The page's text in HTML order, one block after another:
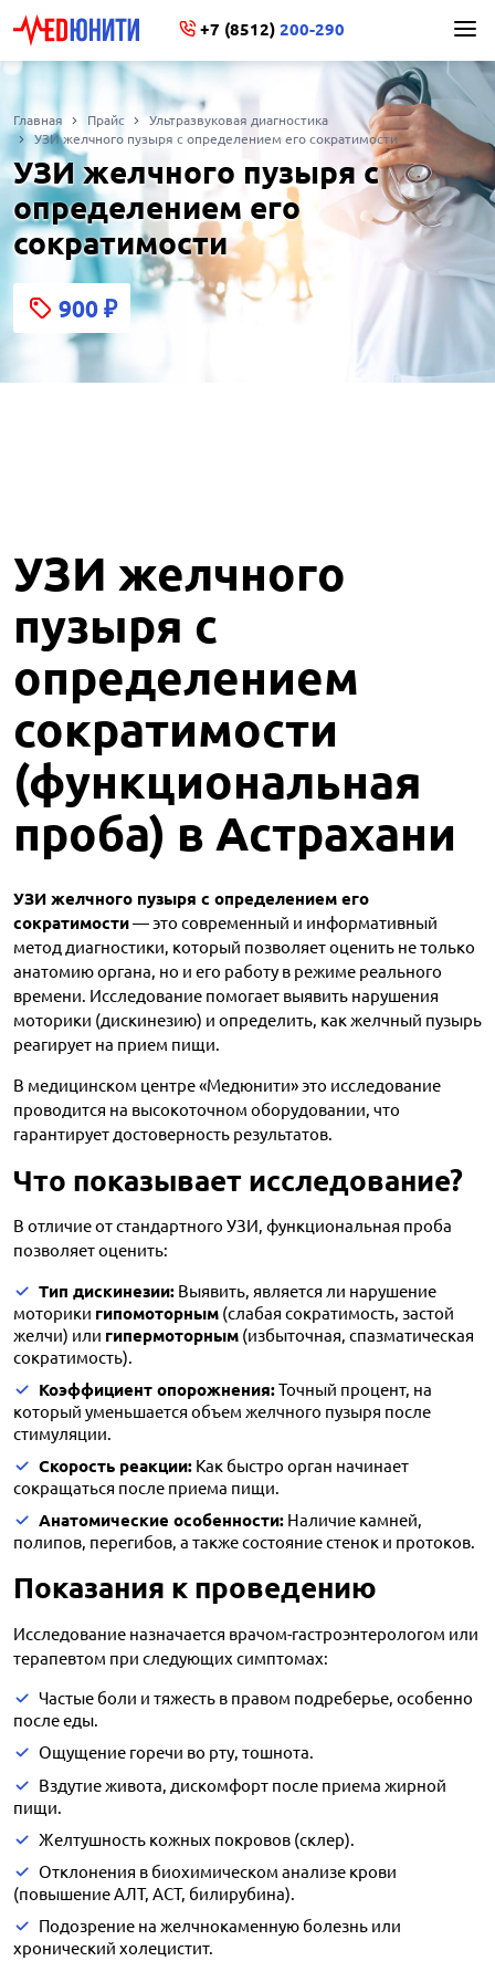
+7 (8512) 200-290
Главная Прайс
Ультразвуковая диагностика
УЗИ желчного пузыря с определением его сократимости
УЗИ желчного пузыря с
определением его
сократимости
900 ₽
УЗИ желчного
пузыря с
определением
сократимости
(функциональная
проба) в Астрахани
УЗИ желчного пузыря с определением его
сократимости— это современный и информативный
метод диагностики, который позволяет оценить не только
анатомию органа, но и его работу в режиме реального
времени. Исследование помогает выявить нарушения
моторики (дискинезию) и определить, как желчный пузырь
реагирует на прием пищи.
В медицинском центре «Медюнити» это исследование
проводится на высокоточном оборудовании, что
гарантирует достоверность результатов.
Что показывает исследование?
В отличие от стандартного УЗИ, функциональная проба
позволяет оценить:
Тип дискинезии: Выявить, является ли нарушение
моторики гипомоторным (слабая сократимость, застой
желчи) или гипермоторным (избыточная, спазматическая
сократимость).
Коэффициент опорожнения:Точный процент, на
который уменьшается объем желчного пузыря после
стимуляции.
Скорость реакции: Как быстро орган начинает
сокращаться после приема пищи.
Анатомические особенности: Наличие камней,
полипов, перегибов, а также состояние стенок и протоков.
Показания к проведению
Исследование назначается врачом-гастроэнтерологом или
терапевтом при следующих симптомах:
Частые боли и тяжесть в правом подреберье, особенно
после еды.
Ощущение горечи во рту, тошнота.
Вздутие живота, дискомфорт после приема жирной
пищи.
Желтушность кожных покровов (склер).
Отклонения в биохимическом анализе крови
(повышение АЛТ, АСТ, билирубина).
Подозрение на желчнокаменную болезнь или
хронический холецистит.